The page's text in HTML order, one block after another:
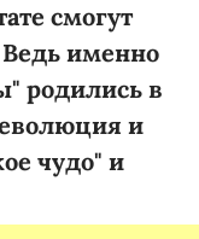
смогут
Ведь именно
родились в
и
чудо" и